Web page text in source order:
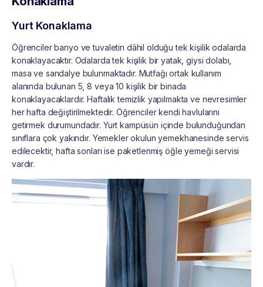
Yurt Konaklama
Öğrenciler banyo ve tuvaletin dâhil olduğu tek kişilik odalarda
konaklayacaktır. Odalarda tek kişilik bir yatak, giysi dolabı,
masa ve sandalye bulunmaktadır. Mutfağı ortak kullanım
alanında bulunan 5, 8 veya 10 kişilik bir binada
konaklayacaklardır. Haftalık temizlik yapılmakta ve nevresimler
her hafta değiştirilmektedir. Öğrenciler kendi havlularını
getirmek durumundadır. Yurt kampüsün içinde bulunduğundan
sınıflara çok yakındır. Yemekler okulun yemekhanesinde servis
edilecektir, hafta sonları ise paketlenmiş öğle yemeği servisi
vardır.